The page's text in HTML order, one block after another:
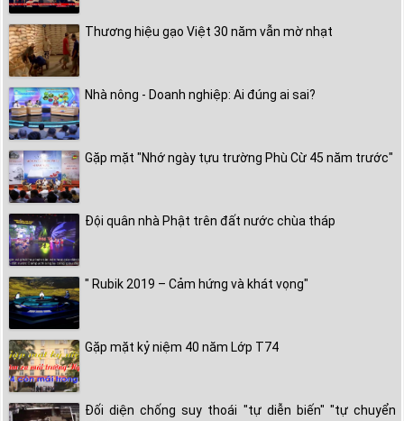
Thương hiệu gạo Việt 30 năm vẫn mờ nhạt
Nhà nông - Doanh nghiệp: Ai đúng ai sai?
Gặp mặt "Nhớ ngày tựu trường Phù Cừ 45 năm trước"
Đội quân nhà Phật trên đất nước chùa tháp
" Rubik 2019 – Cảm hứng và khát vọng"
Gặp mặt kỷ niệm 40 năm Lớp T74
Đối diện chống suy thoái "tự diễn biến" "tự chuyển